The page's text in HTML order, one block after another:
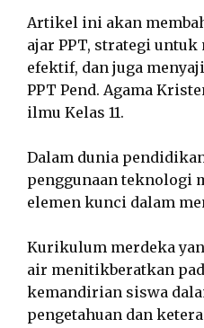
Artikel ini akan
ajar PPT, strategi untuk
efektif, dan juga
PPT Pend. Agama
ilmu Kelas 11.
Dalam dunia
penggunaan teknologi
elemen kunci dalam
Kurikulum merdeka
air menitikberatkan
kemandirian siswa
pengetahuan dan